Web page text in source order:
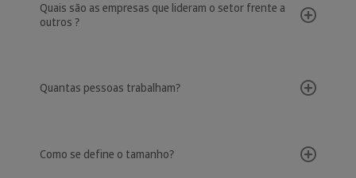
Quais são as empresas que lideram o setor frente a
outros ?
Quantas pessoas trabalham?
Como se define o tamanho?